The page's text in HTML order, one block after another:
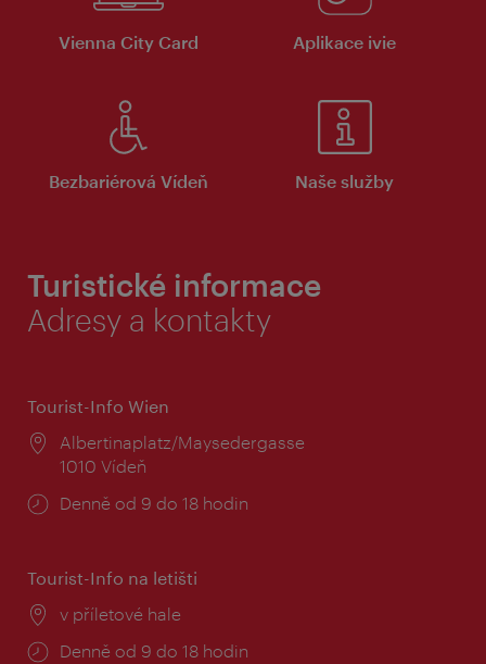
Vienna City Card Aplikace ivie
Bezbariérová Vídeň Naše služby
Turistické informace
Adresy a kontakty
Tourist-Info Wien
Místo:
Albertinaplatz/Maysedergasse
1010 Vídeň
Provozní
Denně od 9 do 18 hodin
Tourist-Info na letišti
Místo:
v příletové hale
Provozní
Denně od 9 do 18 hodin